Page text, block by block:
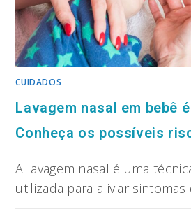
CUIDADOS
Lavagem nasal em bebê
Conheça os possíveis
A lavagem nasal é uma
utilizada para aliviar